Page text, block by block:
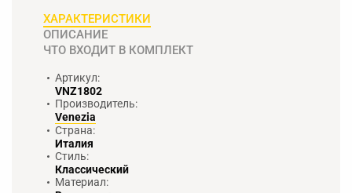
ХАРАКТЕРИСТИКИ
ОПИСАНИЕ
ЧТО ВХОДИТ В КОМПЛЕКТ
Артикул:
VNZ1802
Производитель:
Venezia
Страна:
Италия
Стиль:
Классический
Материал: